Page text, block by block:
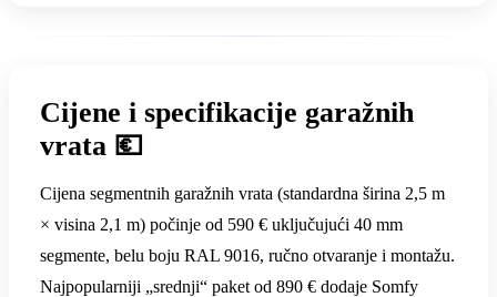
Cijene i specifikacije garažnih
vrata 💶
Cijena segmentnih garažnih vrata (standardna širina 2,5 m
× visina 2,1 m) počinje od 590 € uključujući 40 mm
segmente, belu boju RAL 9016, ručno otvaranje i montažu.
Najpopularniji „srednji“ paket od 890 € dodaje Somfy